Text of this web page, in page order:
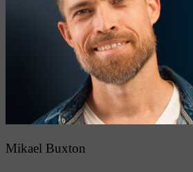
Mikael Buxton